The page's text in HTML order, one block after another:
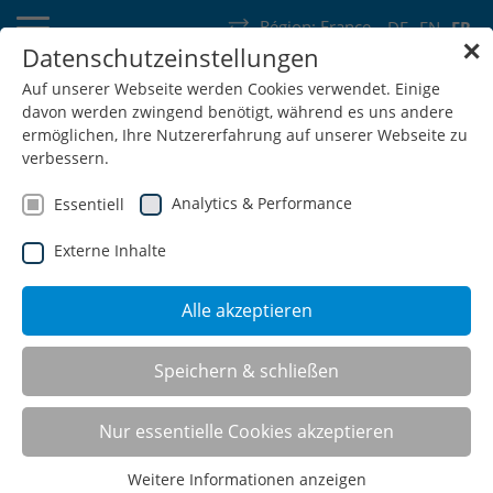
DE EN FR
Région: France
Allemagne Suisse Autriche Belgique Luxembourg
Pays-Bas Wallonie
SHOP
Chariots de transport
✕
Datenschutzeinstellungen
Auf unserer Webseite werden Cookies verwendet. Einige
davon werden zwingend benötigt, während es uns andere
ermöglichen, Ihre Nutzererfahrung auf unserer Webseite zu
verbessern.
Essentiell Analytics & Performance
Externe Inhalte
Alle akzeptieren
Speichern & schließen
Nur essentielle Cookies akzeptieren
Weitere Informationen anzeigen